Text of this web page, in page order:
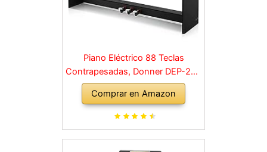
Piano Eléctrico 88 Teclas
Contrapesadas, Donner DEP-20S
Piano Digital 88 Teclas con
Soporte y 3 Pedal para
Principiante, retro, negro
Comprar en Amazon